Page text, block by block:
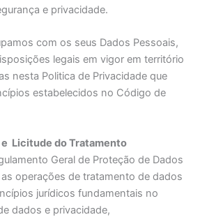
e privacidade.
com os seus Dados Pessoais,
legais em vigor em território
nesta Politica de Privacidade que
estabelecidos no Código de
Licitude do Tratamento
Geral de Proteção de Dados
operações de tratamento de dados
jurídicos fundamentais no
dados e privacidade,